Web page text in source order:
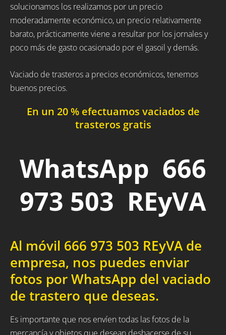
solucionamos los realizamos por un precio
moderadamente económico, un precio relativamente
barato, prácticamente viene a resultar por los jornales y
poco más de gasto ocasionado por el gasoil y demás.
Vaciado de trasteros a precios económicos, tenemos
buenos precios.
En un 20 % efectuamos vaciados de
trasteros gratis
WhatsApp 666
973 503 REyVA
Al móvil 666 973 503 REyVA de
empresa, nos puedes enviar
fotos por WhatsApp del vaciado
de trastero que deseas.
Es importante que nos envíen todas las fotos de la